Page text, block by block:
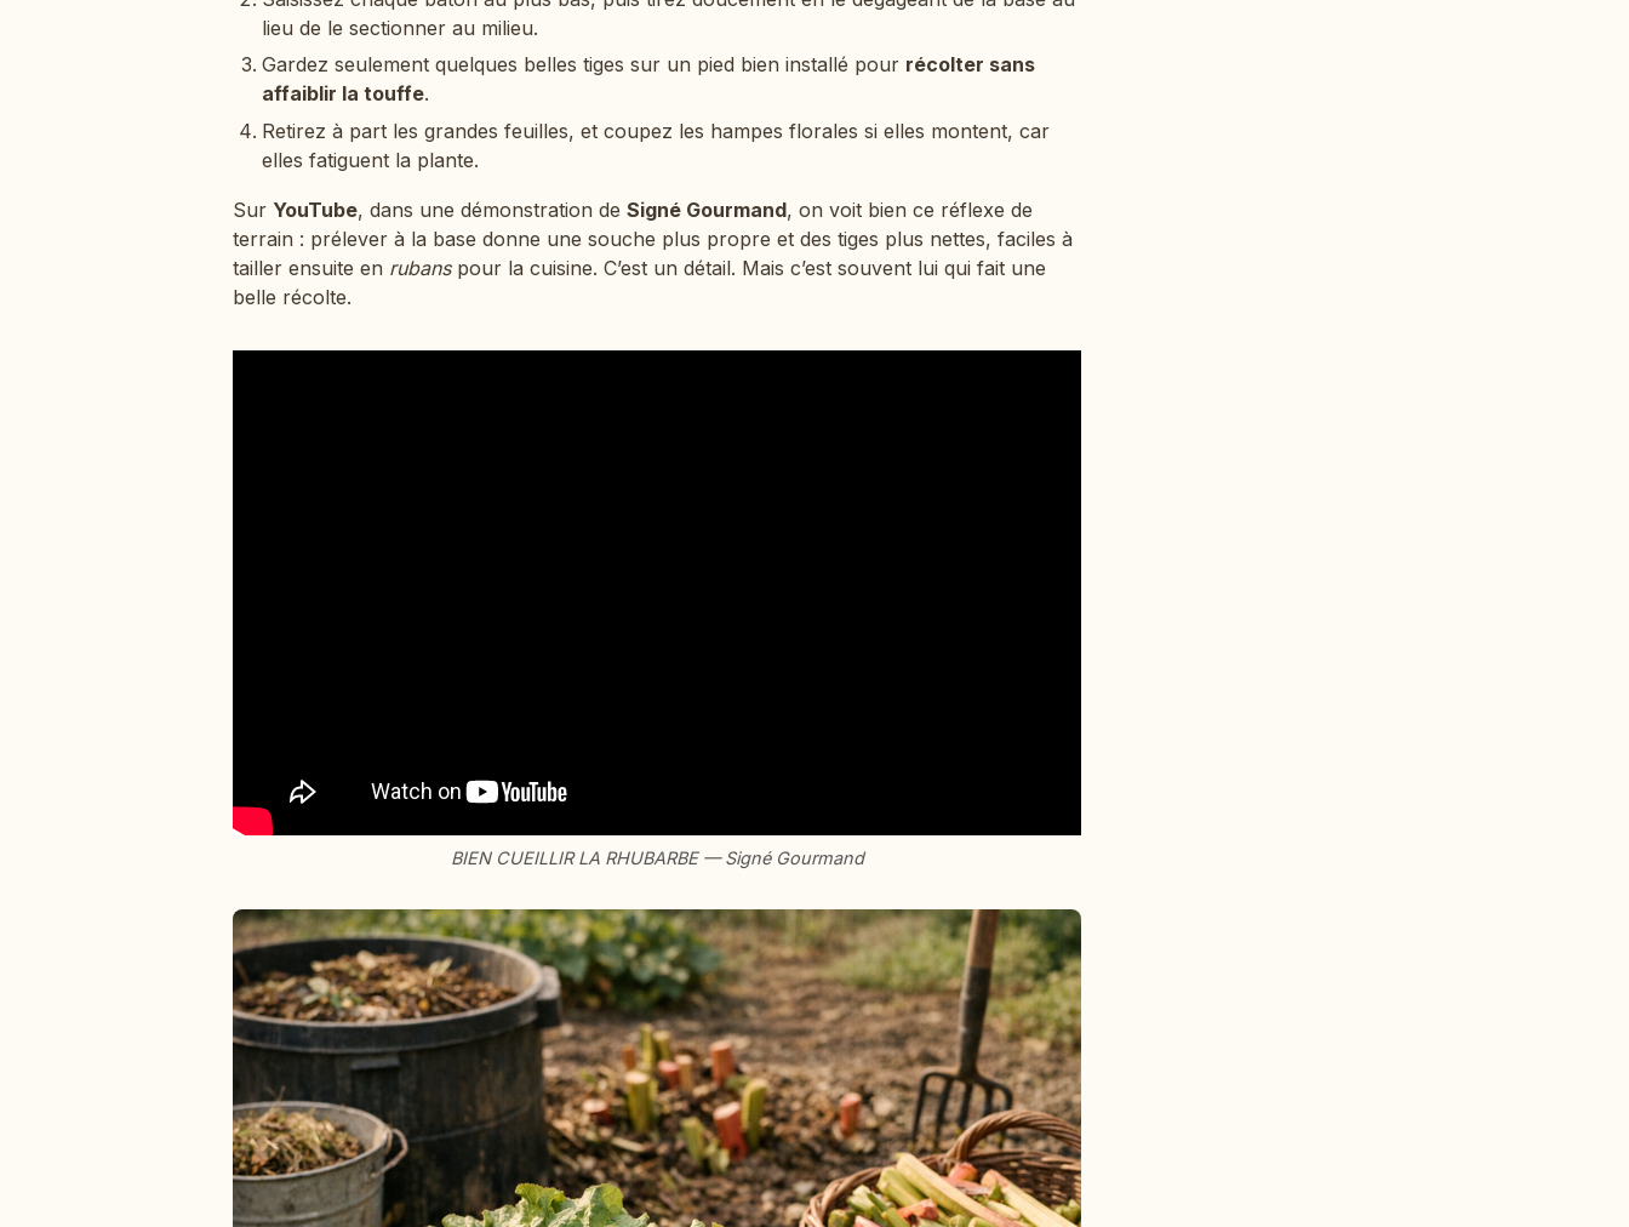
lieu de le sectionner au milieu.
Gardez seulement quelques belles tiges sur un pied bien installé pour récolter sans
affaiblir la touffe.
Retirez à part les grandes feuilles, et coupez les hampes florales si elles montent, car
elles fatiguent la plante.
Sur YouTube, dans une démonstration de Signé Gourmand, on voit bien ce réflexe de
terrain : prélever à la base donne une souche plus propre et des tiges plus nettes, faciles à
tailler ensuite en rubanspour la cuisine. C’est un détail. Mais c’est souvent lui qui fait une
belle récolte.
BIEN CUEILLIR LA RHUBARBE — Signé Gourmand